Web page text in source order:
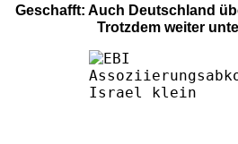
Geschafft: Auch Deutschland
Trotzdem weiter